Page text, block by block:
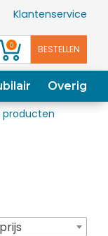
Klantenservice
0 BESTELLEN
Overig
producten